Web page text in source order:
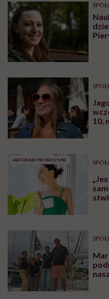
10,
MATERIAŁY PROMOCYJNE